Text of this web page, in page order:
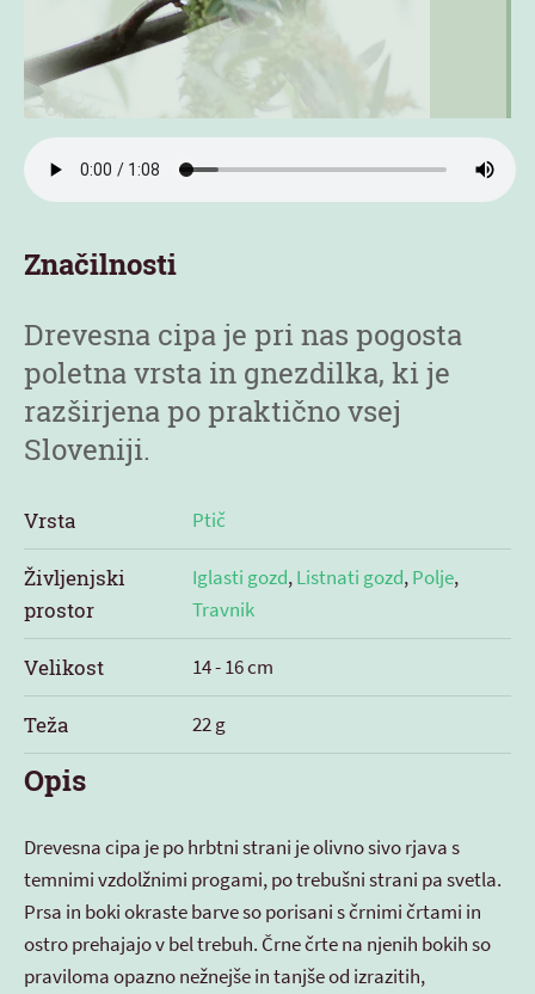
Značilnosti
Drevesna cipa je pri nas pogosta
poletna vrsta in gnezdilka, ki je
razširjena po praktično vsej
Sloveniji.
Vrsta Ptič
Življenjski
prostor
Iglasti gozd,Listnati gozd,Polje,
Travnik
Velikost 14 - 16 cm
Teža 22 g
Opis
Drevesna cipa je po hrbtni strani je olivno sivo rjava s
temnimi vzdolžnimi progami, po trebušni strani pa svetla.
Prsa in boki okraste barve so porisani s črnimi črtami in
ostro prehajajo v bel trebuh. Črne črte na njenih bokih so
praviloma opazno nežnejše in tanjše od izrazitih,